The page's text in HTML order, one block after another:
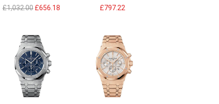
£1,032.00 £656.18
£797.22